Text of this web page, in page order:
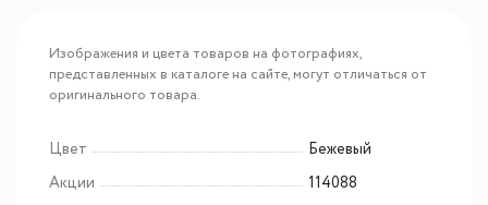
Изображения и цвета товаров на фотографиях,
представленных в каталоге на сайте, могут отличаться от
оригинального товара.
Цвет
Бежевый
Акции
114088